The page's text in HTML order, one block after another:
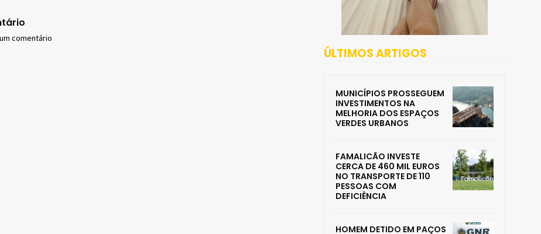
comentário
ÚLTIMOS ARTIGOS
MUNICÍPIOS PROSSEGUEM
INVESTIMENTOS NA
MELHORIA DOS ESPAÇOS
VERDES URBANOS
FAMALICÃO INVESTE
CERCA DE 460 MIL EUROS
NO TRANSPORTE DE 110
PESSOAS COM
DEFICIÊNCIA
HOMEM DETIDO EM PAÇOS